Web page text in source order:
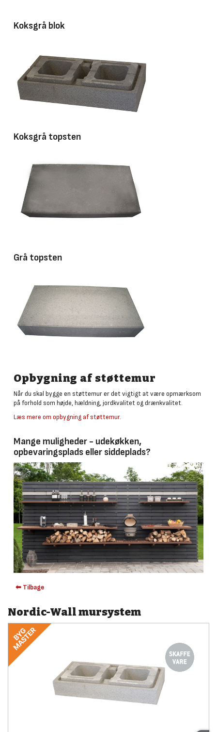
Koksgrå blok
Koksgrå topsten
Grå topsten
Opbygning af støttemur
Når du skal bygge en støttemur er det vigtigt at være opmærksom
på forhold som højde, hældning, jordkvalitet og drænkvalitet.
Læs mere om opbygning af støttemur.
Mange muligheder - udekøkken,
opbevaringsplads eller siddeplads?
⬅ Tilbage
Nordic-Wall mursystem